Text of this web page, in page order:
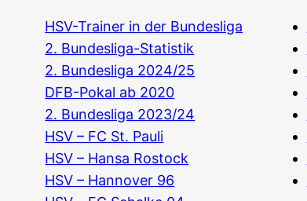
HSV-Trainer in der Bundesliga
2. Bundesliga-Statistik
2. Bundesliga 2024/25
DFB-Pokal ab 2020
2. Bundesliga 2023/24
HSV – FC St. Pauli
HSV – Hansa Rostock
HSV – Hannover 96